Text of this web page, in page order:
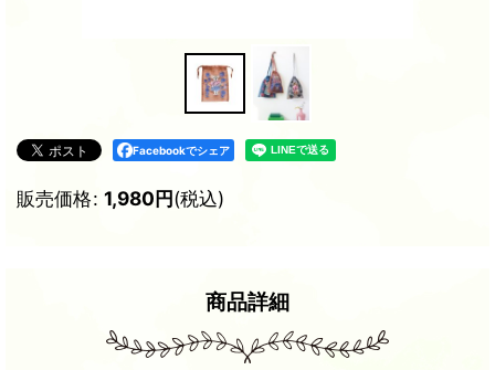
Facebookでシェア
販売価格: 1,980円(税込)
商品詳細